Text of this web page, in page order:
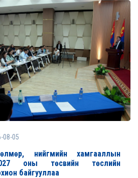
08-05
нийгмийн хамгааллын
оны төсвийн төслийн
байгууллаа